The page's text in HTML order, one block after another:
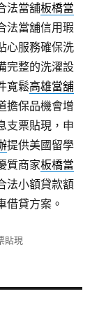
法當舖板橋當
法當舖信用瑕
心服務確保洗
完整的洗濯設
寬鬆高雄當舖
擔保品機會增
支票貼現，申
提供美國留學
質商家板橋當
法小額貸款額
借貸方案。
貼現